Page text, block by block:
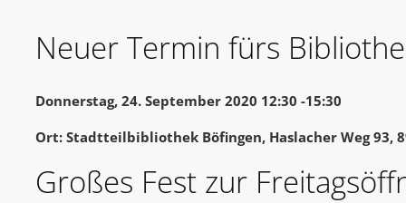
Neuer Termin fürs
Donnerstag, 24. September 2020 12:30 -15:30
Ort: Stadtteilbibliothek Böfingen, Haslacher Weg 93,
Großes Fest zur